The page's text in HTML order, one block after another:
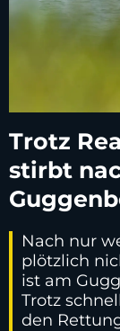
Trotz
stirbt
Nach nur
plötzlich
ist am
Trotz
den